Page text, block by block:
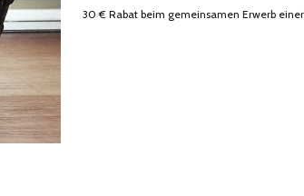
30 € Rabat beim gemeinsamen Erwerb